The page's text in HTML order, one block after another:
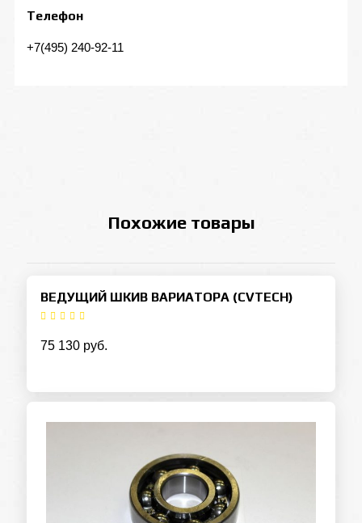
Телефон
+7(495) 240-92-11
Похожие товары
ВЕДУЩИЙ ШКИВ ВАРИАТОРА (CVTECH)
75 130 руб.